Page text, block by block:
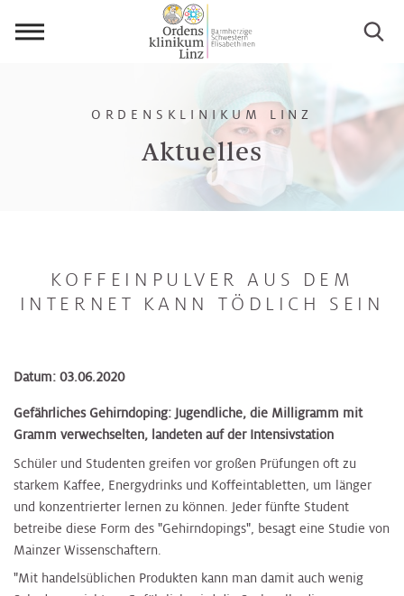
Aktuelles
ORDENSKLINIKUM LINZ
KOFFEINPULVER AUS DEM
INTERNET KANN TÖDLICH SEIN
Datum: 03.06.2020
Gefährliches Gehirndoping: Jugendliche, die Milligramm mit
Gramm verwechselten, landeten auf der Intensivstation
Schüler und Studenten greifen vor großen Prüfungen oft zu
starkem Kaffee, Energydrinks und Koffeintabletten, um länger
und konzentrierter lernen zu können. Jeder fünfte Student
betreibe diese Form des "Gehirndopings", besagt eine Studie von
Mainzer Wissenschaftern.
"Mit handelsüblichen Produkten kann man damit auch wenig